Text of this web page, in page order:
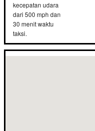
kecepatan udara
dari 500 mph dan
30 menit waktu
taksi.